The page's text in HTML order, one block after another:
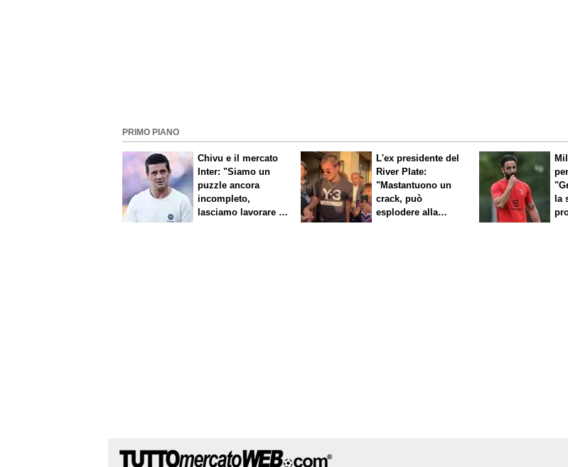
PRIMO PIANO
Chivu e il mercato
Inter: "Siamo un
puzzle ancora
incompleto,
lasciamo lavorare i
L'ex presidente del
River Plate:
"Mastantuono un
crack, può
esplodere alla
la